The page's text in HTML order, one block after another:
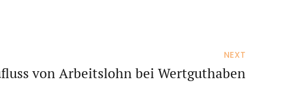
NEXT
von Arbeitslohn bei Wertguthaben